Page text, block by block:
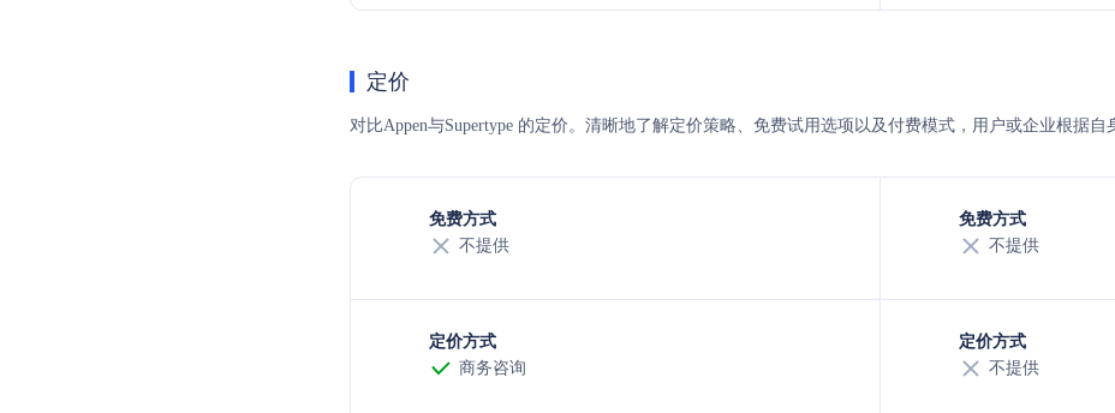
定价
对比Appen与Supertype 的定价。清晰地了解定价策略、免费试用选项以及付费模式，用户或企业根据
免费方式
不提供
免费方式
不提供
定价方式
商务咨询
定价方式
不提供